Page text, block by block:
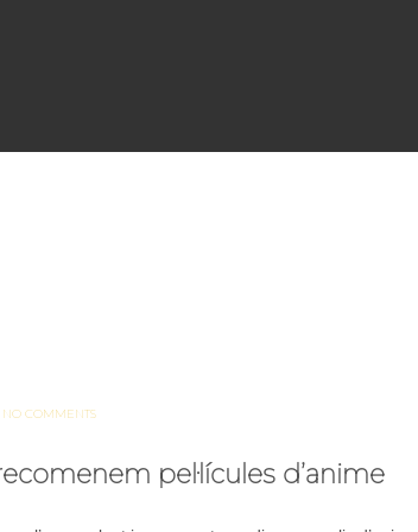
NO COMMENTS
pel·lícules d’anime